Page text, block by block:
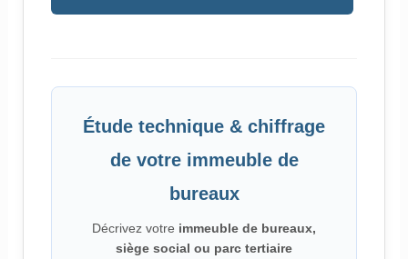
Étude technique & chiffrage
de votre immeuble de
bureaux
Décrivez votre immeuble de bureaux,
siège social ou parc tertiaire